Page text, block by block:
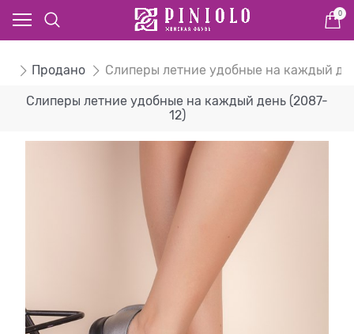
0
Продано Слиперы летние удобные на каждый
Слиперы летние удобные на каждый день (2087-
12)